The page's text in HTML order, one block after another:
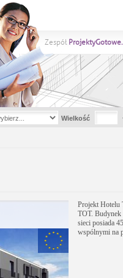
Zespół
Wielkość
Projekt Hotelu
TOT. Budynek
sieci posiada
wspólnymi na